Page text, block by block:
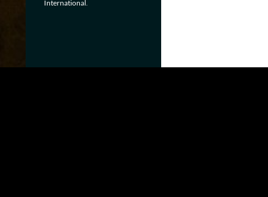
International.